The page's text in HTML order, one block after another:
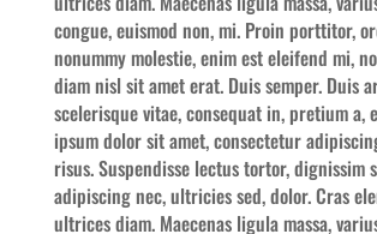
congue, euismod non, mi. Proin porttitor,
nonummy molestie, enim est eleifend mi,
diam nisl sit amet erat. Duis semper. Duis
scelerisque vitae, consequat in, pretium a,
ipsum dolor sit amet, consectetur
risus. Suspendisse lectus tortor, dignissim
adipiscing nec, ultricies sed, dolor. Cras
ultrices diam. Maecenas ligula massa,